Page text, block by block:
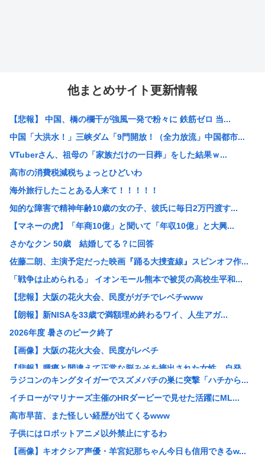
他まとめサイト更新情報
【悲報】 中国、橋の欄干が強風一発で粉々に 鉄筋ゼロ 当...
中国「大洪水！」三峡ダム「9門開放！（全力放流」中国都市...
VTuberさん、祖母の「家族だけの一日葬」をした結果ｗ...
高市の消費税減税ちょっとひどいわ
海外旅行したことある人来て！！！！！
知的な障害で精神年齢10歳の女の子、彼氏に毎日2万円渡す...
【マネーの虎】「年商10億」と聞いて「年収10億」と大興...
さかなクン 50歳 結婚してる？に回答
佐藤二朗、主演予定だった映画『踊る大捜査線』スピンオフ作...
「戦争は止められる」 イオンモール熊本で被災の高校生平和...
【悲報】大阪の花火大会、民度がガチでレベチwww
【朗報】新NISAを33歳で満額埋め終わるワイ、人生アガ...
2026年度 暑さのピーク終了
【画像】大阪の花火大会、民度がレベチ
【悲報】腫瘍と間違えて正常な脳みそを摘出された女性、自発...
【悲報】大久保佳代子、100万円貢いだ“最後の恋愛”は「...
【悲報】新NISA33歳で満額埋め終わるワイ人生アガリの...
【画像】道重さゆみのお乳wwwこれでパイズリされたら3秒...
【画像】女子野球部員『星よつは』とかいうガチで可愛すぎる...
女球審、高校球児にキレられてしまうwww
ラジコンのキングタイガーでスズメバチの巣に突撃「ハチから...
イチローがマリナーズ主催のHRダービーで見せた活躍にML...
高市早苗、また怪しい経歴が出てくるwww
子供にはロボットアニメ以外禁止にするわ
【画像】キオクシア声優・羊宮妃那ちゃん今日も信用できるw...